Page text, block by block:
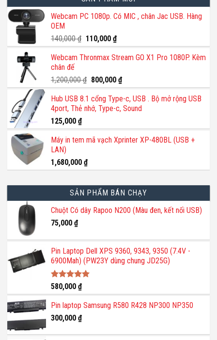
Webcam PC 1080p. Có MIC , chân Jac USB. Hàng
OEM
140,000₫ Giá
gốc
là:
110,000 ₫Giá
hiện
tại
110,000 ₫.
Webcam Thronmax Stream GO X1 Pro 1080P. Kèm
chân đế
1,200,000₫ Giá
gốc
là:
1,200,000 ₫.
800,000 ₫Giá
hiện
tại
là:
Hub USB 8.1 cổng Type-c, USB . Bộ mở rộng USB
4port, Thẻ nhớ, Type-c, Sound
125,000 ₫
Máy in tem mã vạch Xprinter XP-480BL (USB +
LAN)
1,680,000 ₫
SẢN PHẨM BÁN CHẠY
Chuột Có dây Rapoo N200 (Màu đen, kết nối USB)
75,000 ₫
Pin Laptop Dell XPS 9360, 9343, 9350 (7.4V -
6900Mah) (PW23Y dùng chung JD25G)
Được xếp
hạng5.00
5 sao
580,000 ₫
Pin laptop Samsung R580 R428 NP300 NP350
300,000 ₫